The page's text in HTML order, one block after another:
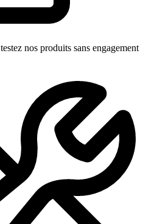
testez nos produits sans engagement